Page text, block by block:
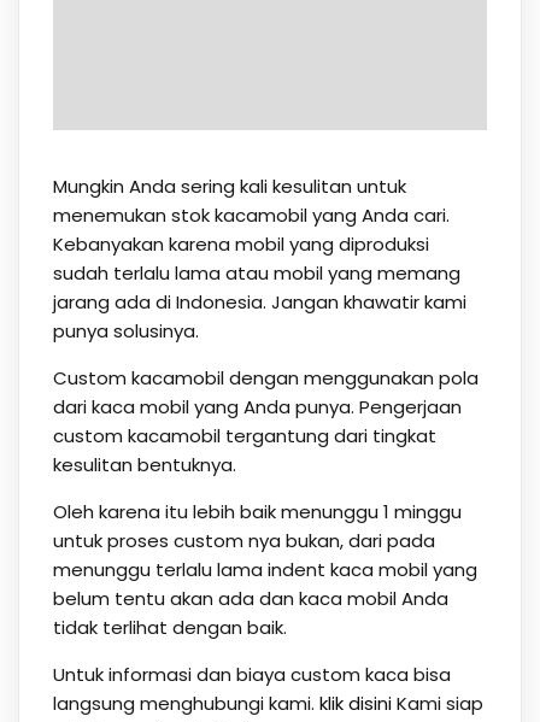
Mungkin Anda sering kali kesulitan untuk
menemukan stok kacamobil yang Anda cari.
Kebanyakan karena mobil yang diproduksi
sudah terlalu lama atau mobil yang memang
jarang ada di Indonesia. Jangan khawatir kami
punya solusinya.
Custom kacamobil dengan menggunakan pola
dari kaca mobil yang Anda punya. Pengerjaan
custom kacamobil tergantung dari tingkat
kesulitan bentuknya.
Oleh karena itu lebih baik menunggu 1 minggu
untuk proses custom nya bukan, dari pada
menunggu terlalu lama indent kaca mobil yang
belum tentu akan ada dan kaca mobil Anda
tidak terlihat dengan baik.
Untuk informasi dan biaya custom kaca bisa
langsung menghubungi kami. klik disiniKami siap